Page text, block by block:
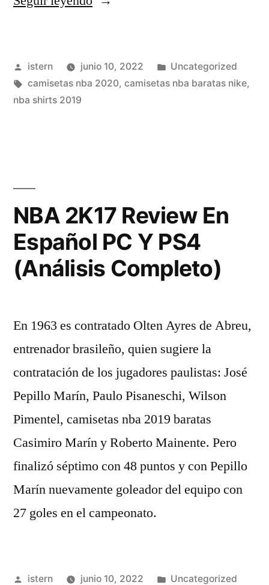
Absoluto»
Publicado
por
istern junio 10, 2022
Publicado
en
Uncategorized
Etiquetas:
camisetas nba 2020, camisetas nba baratas nike,
nba shirts 2019
NBA 2K17 Review En
Español PC Y PS4
(Análisis Completo)
En 1963 es contratado Olten Ayres de Abreu,
entrenador brasileño, quien sugiere la
contratación de los jugadores paulistas: José
Pepillo Marín, Paulo Pisaneschi, Wilson
Pimentel, camisetas nba 2019 baratas
Casimiro Marín y Roberto Mainente. Pero
finalizó séptimo con 48 puntos y con Pepillo
Marín nuevamente goleador del equipo con
27 goles en el campeonato.
Publicado
istern junio 10, 2022 Publicado
Uncategorized